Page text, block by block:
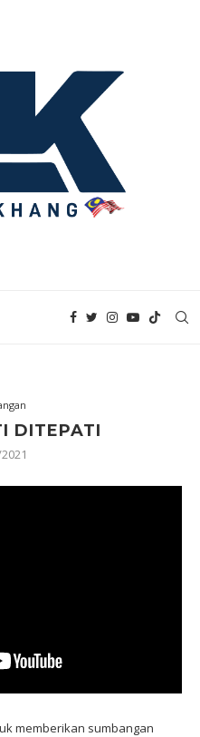
DITEPATI
memberikan sumbangan